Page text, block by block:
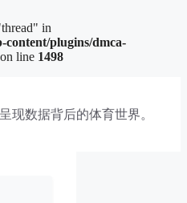
in
plugins/dmca-
on line 1498
现数据背后的体育世界。